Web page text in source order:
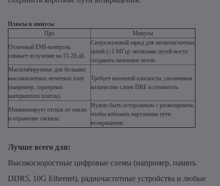
Плюсы и минусы
Про
Минусы
Отличный EMI-контроль
снижает излучение на 15-20 дБ.
Сверхзвуковой заряд для низкочастотных
цепей (≤1 МГц): несколько путей могут
создавать наземные петли.
Масштабируемые для больших
высокоплотных печатных плат
(например, серверных
материнских платок).
Требует наземной плоскости, увеличивая
количество слоев ПКБ и стоимость.
Минимизирует отскок от земли
и отражение сигнала.
Нужно быть осторожным с размещением,
чтобы избежать нарушения пути
возвращения.
Лучше всего для:
Высокоскоростные цифровые схемы (например, память
DDR5, 10G Ethernet), радиочастотные устройства и любые